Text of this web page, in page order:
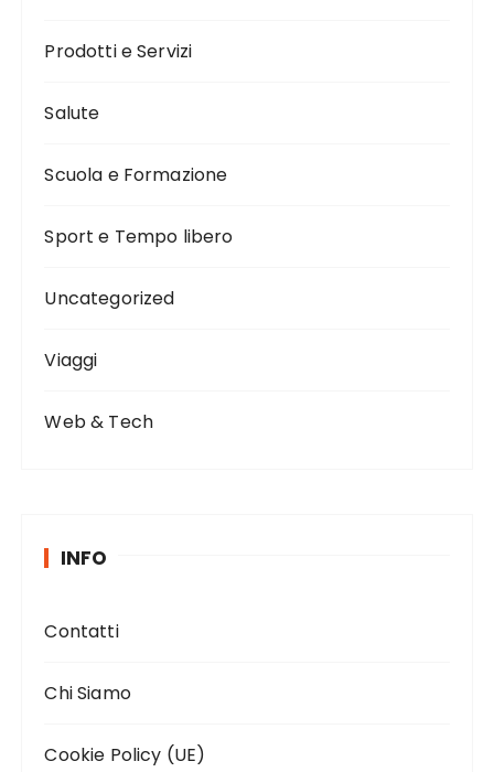
Prodotti e Servizi
Salute
Scuola e Formazione
Sport e Tempo libero
Uncategorized
Viaggi
Web & Tech
INFO
Contatti
Chi Siamo
Cookie Policy (UE)